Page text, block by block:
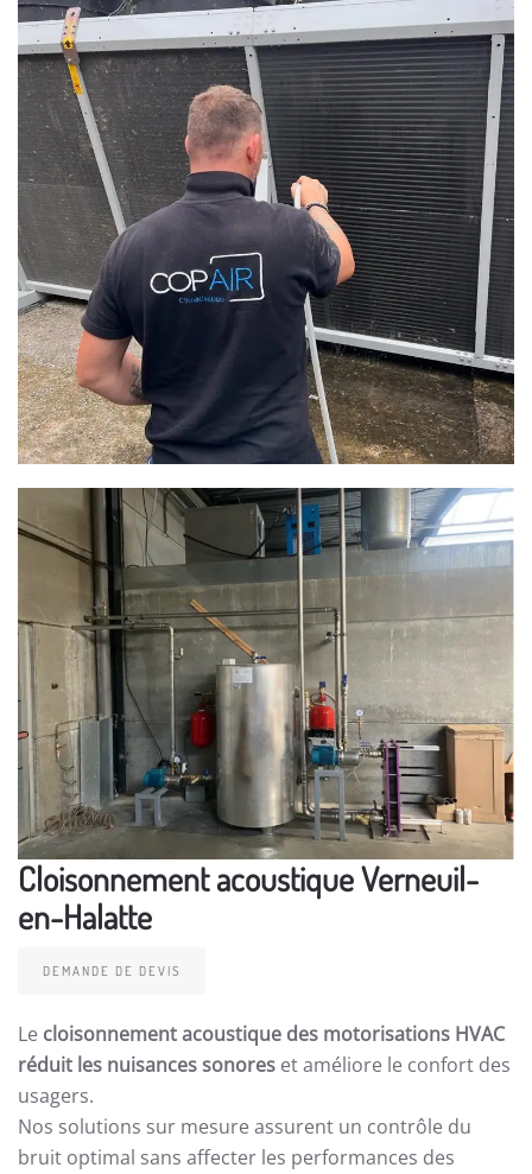
Cloisonnement acoustique Verneuil-
en-Halatte
DEMANDE DE DEVIS
Le cloisonnement acoustique des motorisations HVAC
réduit les nuisances sonores et améliore le confort des
usagers.
Nos solutions sur mesure assurent un contrôle du
bruit optimal sans affecter les performances des